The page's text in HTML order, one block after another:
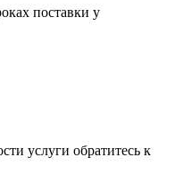
поставки у
услуги обратитесь к